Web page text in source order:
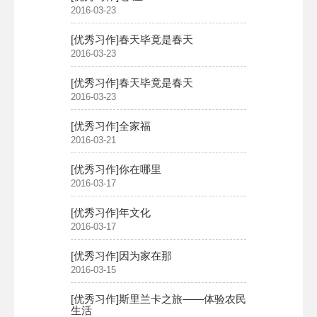
2016-03-23
[优秀习作]春天毕竟是春天​
2016-03-23
[优秀习作]春天毕竟是春天​
2016-03-23
[优秀习作]全家福
2016-03-21
[优秀习作]你在哪里
2016-03-17
[优秀习作]年文化​
2016-03-17
[优秀习作]因为家在那
2016-03-15
[优秀习作]斯里兰卡之旅——体验农民
生活